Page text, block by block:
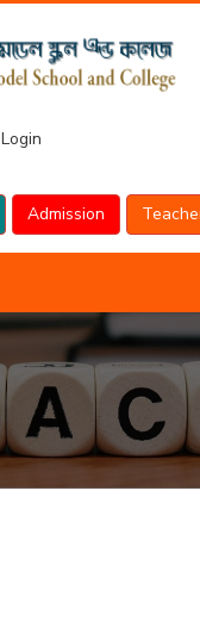
Login
Admission